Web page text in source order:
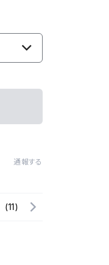
通報する
(11)